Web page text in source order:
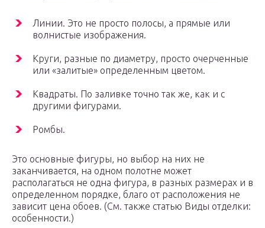
Линии. Это не просто полосы, а прямые или
волнистые изображения.
Круги, разные по диаметру, просто очерченные
или «залитые» определенным цветом.
Квадраты. По заливке точно так же, как и с
другими фигурами.
Ромбы.
Это основные фигуры, но выбор на них не
заканчивается, на одном полотне может
располагаться не одна фигура, в разных размерах и в
определенном порядке, благо от расположения не
зависит цена обоев. (См. также статью Виды отделки:
особенности.)